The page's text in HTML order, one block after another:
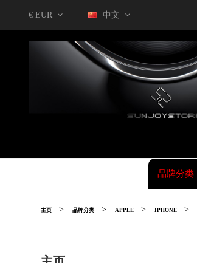
€ EUR 中文
品牌分类
主页 品牌分类 APPLE IPHONE